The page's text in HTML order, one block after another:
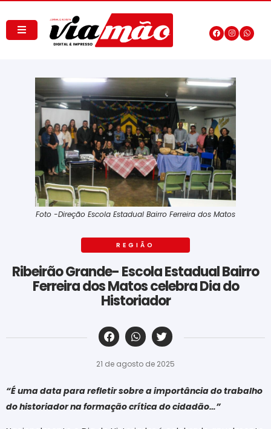
Foto -Direção Escola Estadual Bairro Ferreira dos Matos
REGIÃO
Ribeirão Grande- Escola Estadual Bairro
Ferreira dos Matos celebra Dia do
Historiador
‎ ‎ ‎ ‎ ‎ ‎ ‎ ‎ ‎ ‎ ‎ ‎ ‎ ‎ ‎ ‎ ‎ ‎ ‎ ‎ ‎ ‎ ‎ ‎ ‎ ‎ ‎ ‎ ‎ ‎ ‎
21 de agosto de 2025
“É uma data para refletir sobre a importância do trabalho
do historiador na formação crítica do cidadão…”